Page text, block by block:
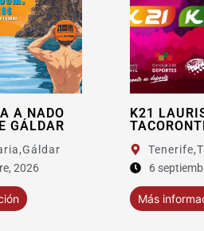
K21 LAURISILVA
TACORONTE 2026
Tenerife,
6 septiembre, 2026
Más información